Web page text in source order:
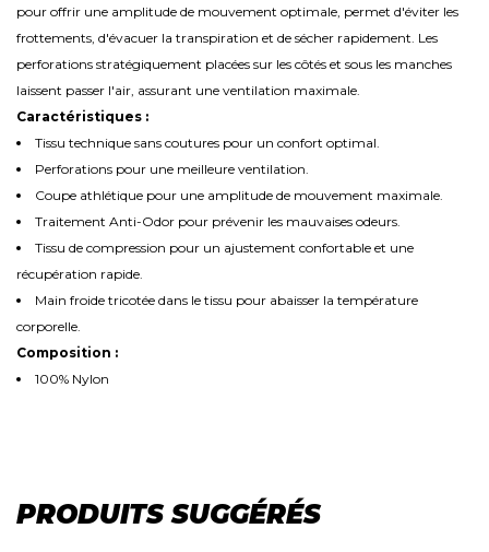
pour offrir une amplitude de mouvement optimale, permet d'éviter les
frottements, d'évacuer la transpiration et de sécher rapidement. Les
perforations stratégiquement placées sur les côtés et sous les manches
laissent passer l'air, assurant une ventilation maximale.
Caractéristiques :
Tissu technique sans coutures pour un confort optimal.
Perforations pour une meilleure ventilation.
Coupe athlétique pour une amplitude de mouvement maximale.
Traitement Anti-Odor pour prévenir les mauvaises odeurs.
Tissu de compression pour un ajustement confortable et une
récupération rapide.
Main froide tricotée dans le tissu pour abaisser la température
corporelle.
Composition :
100% Nylon
PRODUITS SUGGÉRÉS